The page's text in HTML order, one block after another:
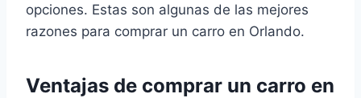
opciones. Estas son algunas de las mejores
razones para comprar un carro en Orlando.
Ventajas de comprar un carro en